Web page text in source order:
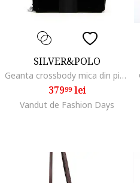
SILVER&POLO
Geanta crossbody mica din piele ecologica, Negru
37999lei
Vandut de Fashion Days